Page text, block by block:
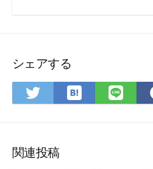
シェアする
Twitter
で
ア
は
て
で
関連投稿